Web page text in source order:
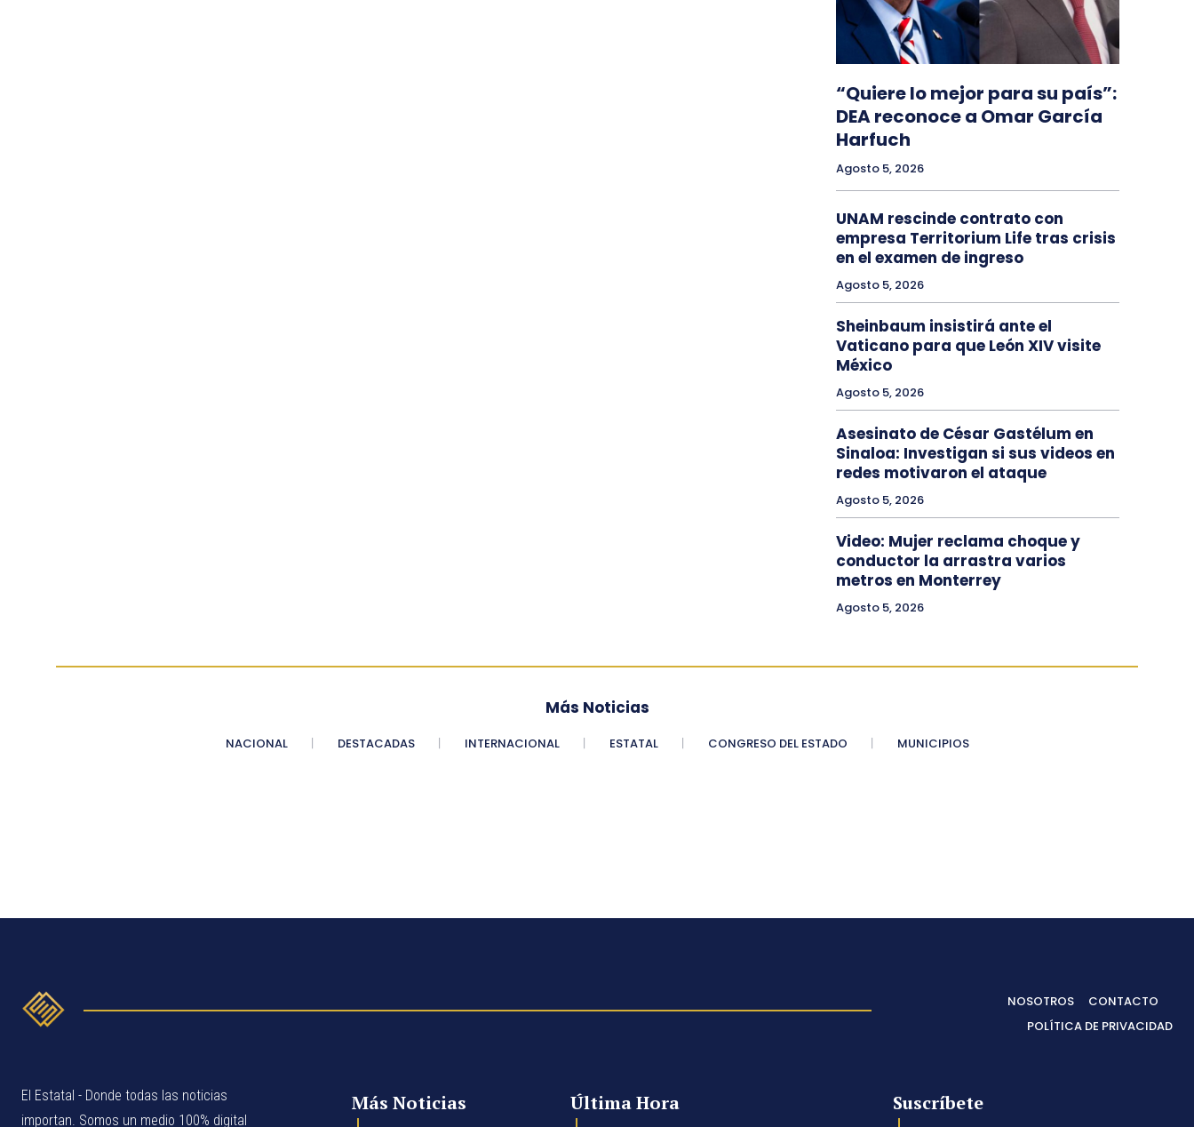
“Quiere lo mejor para su país”:
DEA reconoce a Omar García
Harfuch
Agosto 5, 2026
UNAM rescinde contrato con
empresa Territorium Life tras crisis
en el examen de ingreso
Agosto 5, 2026
Sheinbaum insistirá ante el
Vaticano para que León XIV visite
México
Agosto 5, 2026
Asesinato de César Gastélum en
Sinaloa: Investigan si sus videos en
redes motivaron el ataque
Agosto 5, 2026
Video: Mujer reclama choque y
conductor la arrastra varios
metros en Monterrey
Agosto 5, 2026
Más Noticias
NACIONAL DESTACADAS INTERNACIONAL ESTATAL CONGRESO DEL ESTADO MUNICIPIOS
NOSOTROS
CONTACTO
POLÍTICA DE PRIVACIDAD
El Estatal - Donde todas las noticias
importan. Somos un medio 100% digital
Más Noticias Última Hora Suscríbete